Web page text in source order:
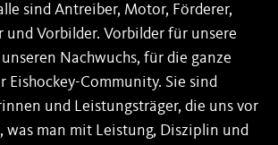
sind Antreiber, Motor, Förderer,
und Vorbilder. Vorbilder für unsere
unseren Nachwuchs, für die ganze
Eishockey-Community. Sie sind
und Leistungsträger, die uns vor
was man mit Leistung, Disziplin und